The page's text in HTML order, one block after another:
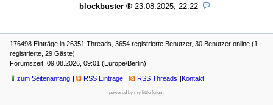
blockbuster
23.08.2025, 22:22
176498 Einträge in 26351 Threads, 3654 registrierte Benutzer, 30 Benutzer online (1
registrierte, 29 Gäste)
Forumszeit: 09.08.2026, 09:01 (Europe/Berlin)
zum Seitenanfang RSS Einträge RSS Threads Kontakt
powered by my little forum